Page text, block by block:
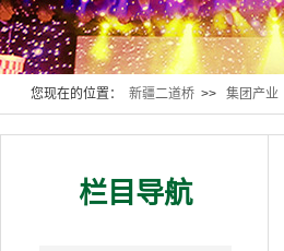
您现在的位置： 新疆二道桥 >> 集团产业
栏目导航